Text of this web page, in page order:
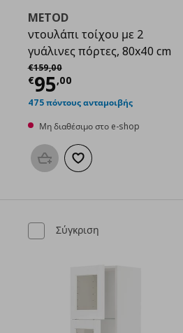
€ 85,00
METOD
ντουλάπι τοίχου με 2
γυάλινες πόρτες, 80x40 cm
€159,00
Αρχική τιμή
€95,00
Τρέχουσα τιμή
475 πόντους ανταμοιβής
Μη διαθέσιμο στο e-shop
Προσθήκη στο καλάθι
Προσθήκη στα αγαπημένα
Σύγκριση